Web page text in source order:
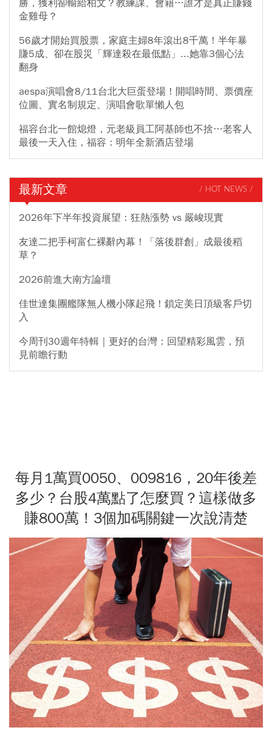
勝，獲利卻輸給柏文？教練課、會籍…誰才是真正賺錢
金雞母？
56歲才開始買股票，家庭主婦8年滾出8千萬！半年暴
賺5成、卻在股災「輝達殺在最低點」...她靠3個心法
翻身
aespa演唱會8/11台北大巨蛋登場！開唱時間、票價座
位圖、實名制規定、演唱會歌單懶人包
福容台北一館熄燈，元老級員工阿基師也不捨…老客人
最後一天入住，福容：明年全新酒店登場
最新文章 / HOT NEWS /
2026年下半年投資展望：狂熱漲勢 vs 嚴峻現實
友達二把手柯富仁裸辭內幕！「落後群創」成最後稻
草？
2026前進大南方論壇
佳世達集團艦隊無人機小隊起飛！鎖定美日頂級客戶切
入
今周刊30週年特輯｜更好的台灣：回望精彩風雲，預
見前瞻行動
每月1萬買0050、009816，20年後差
多少？台股4萬點了怎麼買？這樣做多
賺800萬！3個加碼關鍵一次說清楚